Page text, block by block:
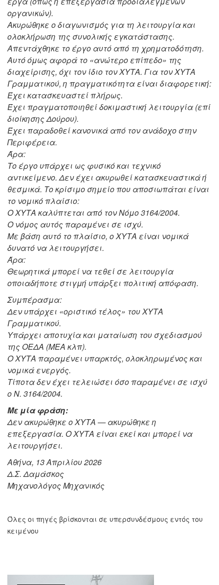
οργανικών).
Ακυρώθηκε ο διαγωνισμός για τη λειτουργία και
ολοκλήρωση της συνολικής εγκατάστασης.
Απεντάχθηκε το έργο αυτό από τη χρηματοδότηση.
Αυτό όμως αφορά το «ανώτερο επίπεδο» της
διαχείρισης, όχι τον ίδιο τον ΧΥΤΑ. Για τον ΧΥΤΑ
Γραμματικού, η πραγματικότητα είναι διαφορετική:
Έχει κατασκευαστεί πλήρως.
Έχει πραγματοποιηθεί δοκιμαστική λειτουργία (επί
διοίκησης Δούρου).
Έχει παραδοθεί κανονικά από τον ανάδοχο στην
Περιφέρεια.
Άρα:
Το έργο υπάρχει ως φυσικό και τεχνικό
αντικείμενο.Δεν έχει ακυρωθεί κατασκευαστικά ή
θεσμικά. Το κρίσιμο σημείο που αποσιωπάται είναι
το νομικό πλαίσιο:
Ο ΧΥΤΑ καλύπτεται από τον Νόμο 3164/2004.
Ο νόμος αυτός παραμένει σε ισχύ.
Με βάση αυτό το πλαίσιο, ο ΧΥΤΑ είναι νομικά
δυνατό να λειτουργήσει.
Άρα:
Θεωρητικά μπορεί να τεθεί σε λειτουργία
οποιαδήποτε στιγμή υπάρξει πολιτική απόφαση.
Συμπέρασμα:
Δεν υπάρχει «οριστικό τέλος» του ΧΥΤΑ
Γραμματικού.
Υπάρχει αποτυχία και ματαίωση του σχεδιασμού
της ΟΕΔΑ (ΜΕΑ κλπ).
Ο ΧΥΤΑ παραμένει υπαρκτός, ολοκληρωμένος και
νομικά ενεργός.
Τίποτα δεν έχει τελειώσει όσο παραμένει σε ισχύ
ο Ν. 3164/2004.
Με μία φράση:
Δεν ακυρώθηκε ο ΧΥΤΑ — ακυρώθηκε η
επεξεργασία. Ο ΧΥΤΑ είναι εκεί και μπορεί να
λειτουργήσει.
Αθήνα, 13 Απριλίου 2026
Δ.Σ. Δαμάσκος
Μηχανολόγος Μηχανικός
Όλες οι πηγές βρίσκονται σε υπερσυνδέσμους εντός του
κειμένου